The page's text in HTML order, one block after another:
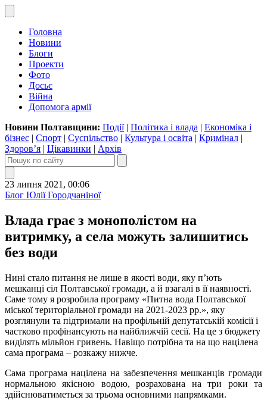
Головна
Новини
Блоги
Проекти
Фото
Досьє
Війна
Допомога армії
Новини Полтавщини: Події| Політика і влада | Економіка і
бізнес | Спорт | Суспільство | Культура і освіта | Кримінал |
Здоров’я | Цікавинки | Архів
23 липня 2021, 00:06
Блог Юлії Городчаніної
Влада грає з монополістом на
витримку, а села можуть залишитись
без води
Нині стало питання не лише в якості води, яку п’ють
мешканці сіл Полтавської громади, а й взагалі в її наявності.
Саме тому я розробила програму «Питна вода Полтавської
міської територіальної громади на 2021-2023 рр.», яку
розглянули та підтримали на профільній депутатській комісії і
частково профінансують на найближчій сесії. На це з бюджету
виділять мільйон гривень. Навіщо потрібна та на що націлена
сама програма – розкажу нижче.
Сама програма націлена на забезпечення мешканців громади
нормальною якісною водою, розрахована на три роки та
здійснюватиметься за трьома основними напрямками.